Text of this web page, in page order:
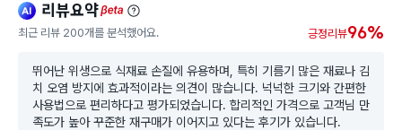
ai 리뷰요약beta
최근 리뷰 200개를 분석했어요. 긍정리뷰96%
뛰어난 위생으로 식재료 손질에 유용하며, 특히 기름기 많은 재료나 김
치 오염 방지에 효과적이라는 의견이 많습니다. 넉넉한 크기와 간편한
사용법으로 편리하다고 평가되었습니다. 합리적인 가격으로 고객님 만
족도가 높아 꾸준한 재구매가 이어지고 있다는 후기가 있습니다.